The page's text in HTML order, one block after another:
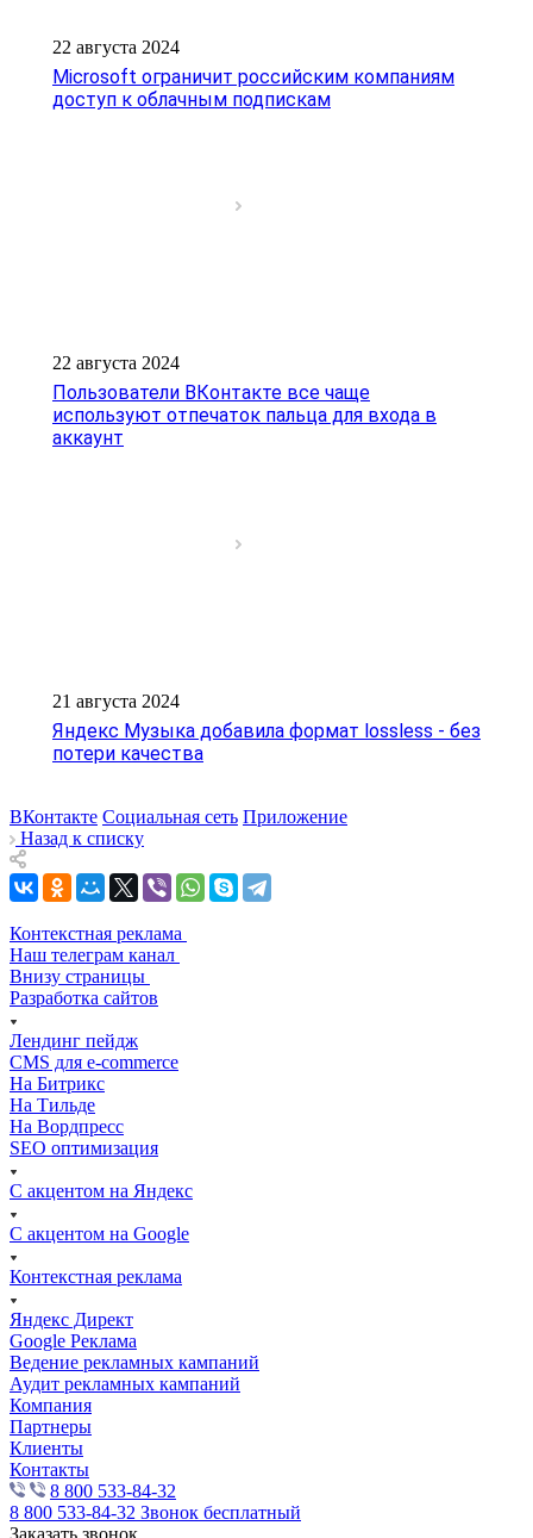
22 августа 2024
Microsoft ограничит российским компаниям
доступ к облачным подпискам
22 августа 2024
Пользователи ВКонтакте все чаще
используют отпечаток пальца для входа в
аккаунт
21 августа 2024
Яндекс Музыка добавила формат lossless - без
потери качества
ВКонтакте Социальная сеть Приложение
Назад к списку
Контекстная реклама
Наш телеграм канал
Внизу страницы
Разработка сайтов
Лендинг пейдж
CMS для e-commerce
На Битрикс
На Тильде
На Вордпресс
SEO оптимизация
С акцентом на Яндекс
С акцентом на Google
Контекстная реклама
Яндекс Директ
Google Реклама
Ведение рекламных кампаний
Аудит рекламных кампаний
Компания
Партнеры
Клиенты
Контакты
8 800 533-84-32
8 800 533-84-32 Звонок бесплатный
Заказать звонок